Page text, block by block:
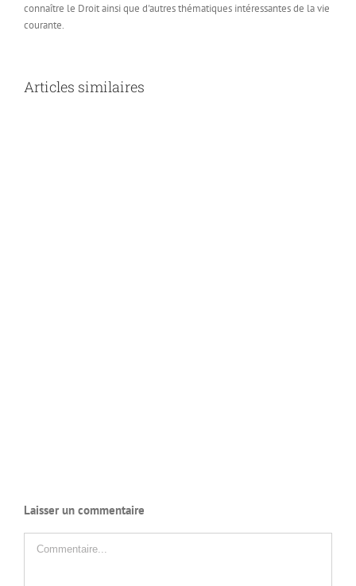
connaître le Droit ainsi que d'autres thématiques intéressantes de la vie
courante.
Articles similaires
Laisser un commentaire